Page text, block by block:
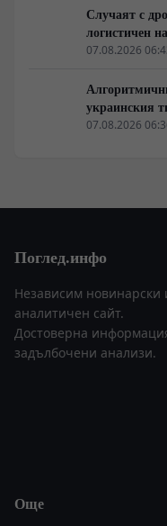
Случаят с
логистичен
Берлин
07.08.2026
украинския
07.08.2026
Поглед.инфо
Независим новинарски
аналитичен сайт.
Достоверна
задълбочени анализи.
Още